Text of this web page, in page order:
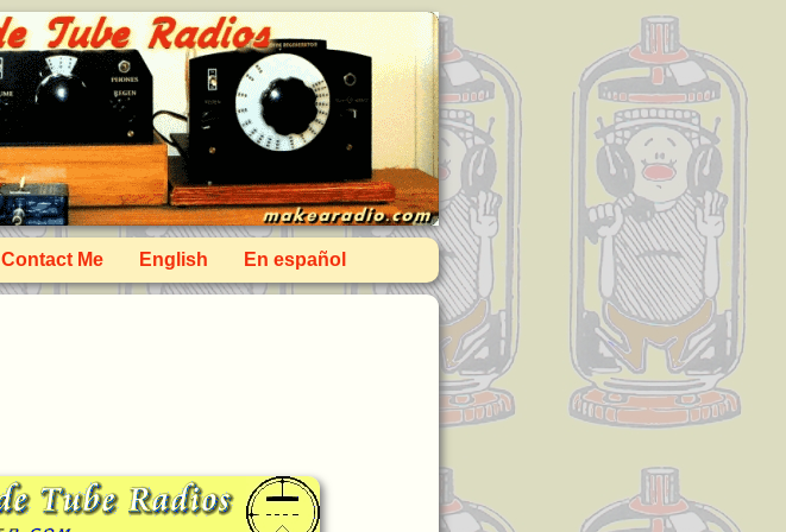
Contact Me English En español